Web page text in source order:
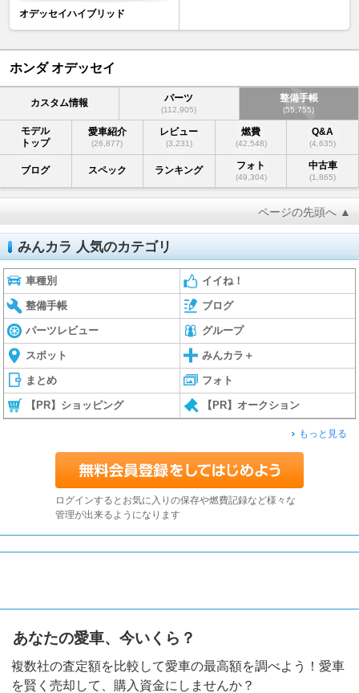
オデッセイハイブリッド
ホンダ オデッセイ
カスタム情報 パーツ
(112,905)
整備手帳
(55,755)
モデル
トップ
愛車紹介
(26,877)
レビュー
(3,231)
燃費
(42,548)
Q&A
(4,635)
ブログ スペック ランキング フォト
(49,304)
中古車
(1,865)
ページの先頭へ ▲
みんカラ 人気のカテゴリ
車種別 イイね！
整備手帳 ブログ
パーツレビュー グループ
スポット みんカラ＋
まとめ フォト
【PR】ショッピング 【PR】オークション
もっと見る
ログインするとお気に入りの保存や燃費記録など様々な
管理が出来るようになります
あなたの愛車、今いくら？
複数社の査定額を比較して愛車の最高額を調べよう！愛車
を賢く売却して、購入資金にしませんか？